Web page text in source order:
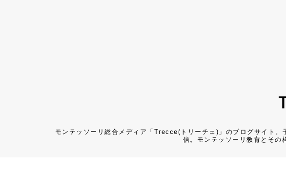
モンテッソーリ総合メディア「Trecce(トリーチェ)」のブログサイト
信。モンテッソーリ教育とその